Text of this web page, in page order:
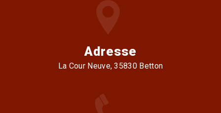
Adresse
La Cour Neuve, 35830 Betton